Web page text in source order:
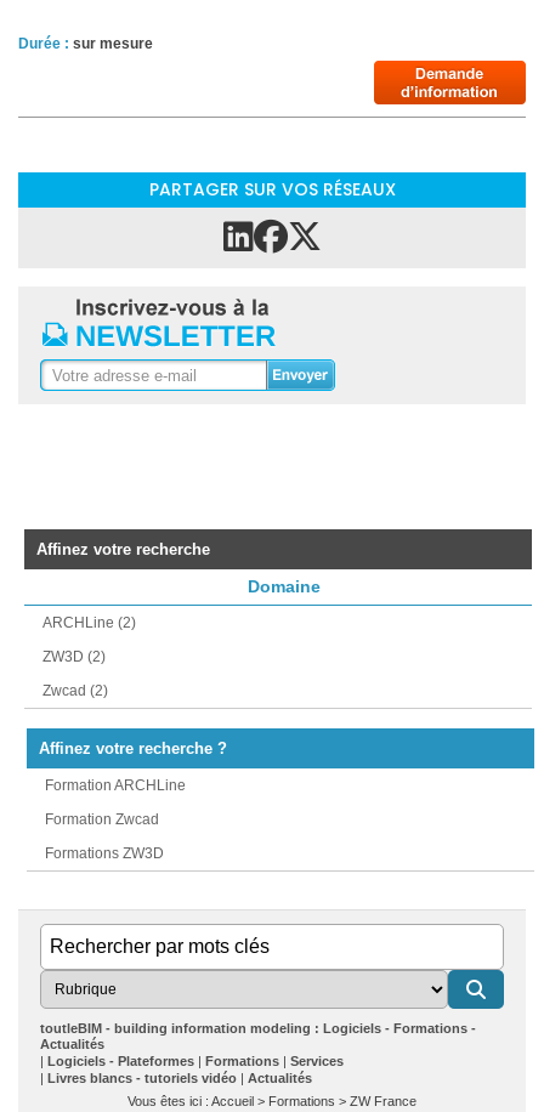
Durée : sur mesure
PARTAGER SUR VOS RÉSEAUX
Affinez votre recherche
Domaine
ARCHLine (2)
ZW3D (2)
Zwcad (2)
Affinez votre recherche ?
Formation ARCHLine
Formation Zwcad
Formations ZW3D
toutleBIM - building information modeling : Logiciels - Formations -
Actualités
Logiciels - Plateformes
Formations
Services
Livres blancs - tutoriels vidéo
Actualités
Vous êtes ici : Accueil > Formations > ZW France